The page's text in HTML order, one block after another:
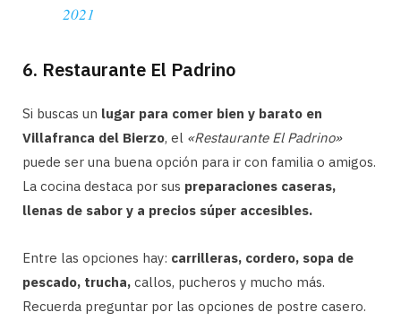
2021
6. Restaurante El Padrino
Si buscas un lugar para comer bien y barato en
Villafranca del Bierzo, el «Restaurante El Padrino»
puede ser una buena opción para ir con familia o amigos.
La cocina destaca por sus preparaciones caseras,
llenas de sabor y a precios súper accesibles.
Entre las opciones hay: carrilleras, cordero, sopa de
pescado, trucha, callos, pucheros y mucho más.
Recuerda preguntar por las opciones de postre casero.